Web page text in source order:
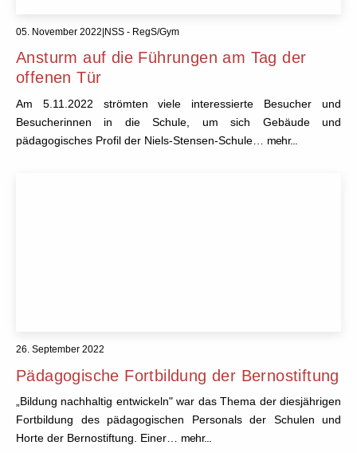
05. November 2022|NSS - RegS/Gym
Ansturm auf die Führungen am Tag der
offenen Tür
Am 5.11.2022 strömten viele interessierte Besucher und
Besucherinnen in die Schule, um sich Gebäude und
pädagogisches Profil der Niels-Stensen-Schule… mehr...
26. September 2022
Pädagogische Fortbildung der Bernostiftung
„Bildung nachhaltig entwickeln" war das Thema der diesjährigen
Fortbildung des pädagogischen Personals der Schulen und
Horte der Bernostiftung. Einer… mehr...